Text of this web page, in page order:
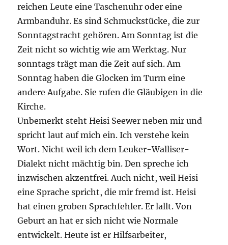
reichen Leute eine Taschenuhr oder eine
Armbanduhr. Es sind Schmuckstücke, die zur
Sonntagstracht gehören. Am Sonntag ist die
Zeit nicht so wichtig wie am Werktag. Nur
sonntags trägt man die Zeit auf sich. Am
Sonntag haben die Glocken im Turm eine
andere Aufgabe. Sie rufen die Gläubigen in die
Kirche.
Unbemerkt steht Heisi Seewer neben mir und
spricht laut auf mich ein. Ich verstehe kein
Wort. Nicht weil ich dem Leuker-Walliser-
Dialekt nicht mächtig bin. Den spreche ich
inzwischen akzentfrei. Auch nicht, weil Heisi
eine Sprache spricht, die mir fremd ist. Heisi
hat einen groben Sprachfehler. Er lallt. Von
Geburt an hat er sich nicht wie Normale
entwickelt. Heute ist er Hilfsarbeiter,